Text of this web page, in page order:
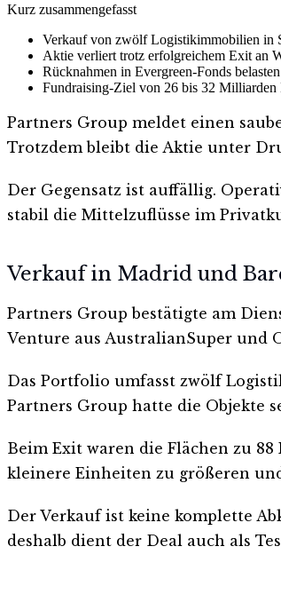
Kurz zusammengefasst
Verkauf von zwölf Logistikimmobilien in
Aktie verliert trotz erfolgreichem Exit an
Rücknahmen in Evergreen-Fonds
Fundraising-Ziel von 26 bis 32 Milliarden
Partners Group meldet einen
Trotzdem bleibt die Aktie unter
Der Gegensatz ist auffällig.
stabil die Mittelzuflüsse im
Verkauf in Madrid und
Partners Group bestätigte am
Venture aus AustralianSuper und
Das Portfolio umfasst zwölf
Partners Group hatte die Objekte
Beim Exit waren die Flächen zu
kleinere Einheiten zu größeren
Der Verkauf ist keine komplette
deshalb dient der Deal auch als